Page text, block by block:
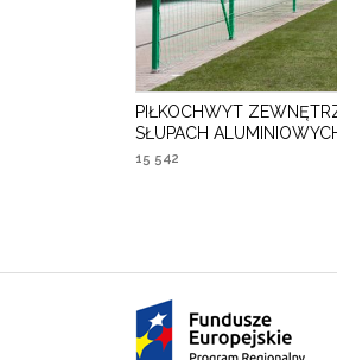
PIŁKOCHWYT
SŁUPACH
15 542